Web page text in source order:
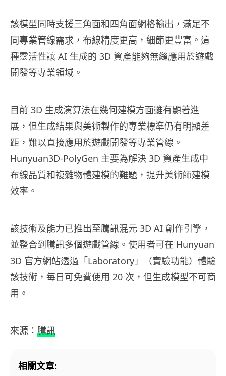
該模型同時支援三角面和四角面網格輸出，滿足不
同專業管線需求，布線精度更高，細節更豐富。這
種靈活性讓 AI 生成的 3D 資產能夠無縫應用於遊戲
開發等專業領域。
目前 3D 生成演算法在幾何建模方面雖有顯著進
展，但生成結果與美術製作的專業標準仍有明顯差
距，難以直接應用於遊戲開發等專業管線。
Hunyuan3D-PolyGen 主要為解決 3D 資產生成中
布線品質和複雜物體建模的難題，提升美術師建模
效率。
該技術及能力已推出至騰訊混元 3D AI 創作引擎，
並整合到騰訊多個遊戲管線。使用者可在 Hunyuan
3D 官方網站透過「Laboratory」（實驗功能）體驗
該技術，每日可免費使用 20 次，但生成模型不可商
用。
來源： 騰訊
相關文章: